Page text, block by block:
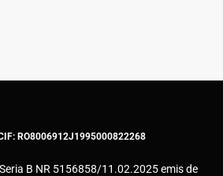
RO8006912J1995000822268
B NR 5156858/11.02.2025 emis de